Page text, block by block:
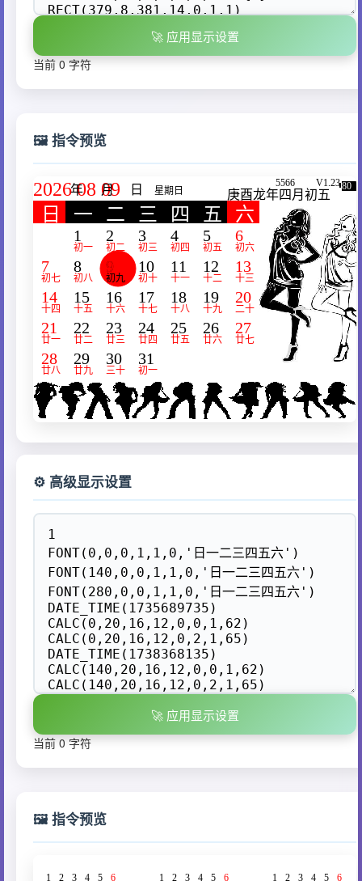
🚀 应用显示设置
当前 0 字符
🖼️ 指令预览
⚙️ 高级显示设置
🚀 应用显示设置
当前 0 字符
🖼️ 指令预览